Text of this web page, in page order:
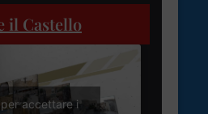
il Castello
accettare i